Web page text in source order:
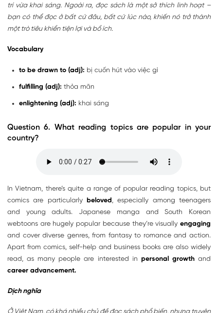
trí vừa khai sáng. Ngoài ra, đọc sách là một sở thích linh hoạt –
bạn có thể đọc ở bất cứ đâu, bất cứ lúc nào, khiến nó trở thành
một trò tiêu khiển tiện lợi và bổ ích.
Vocabulary
to be drawn to (adj): bị cuốn hút vào việc gì
fulfilling (adj): thỏa mãn
enlightening (adj): khai sáng
Question 6. What reading topics are popular in your
country?
In Vietnam, there’s quite a range of popular reading topics, but
comics are particularly
beloved, especially among teenagers
and young adults. Japanese manga and South Korean
webtoons are hugely popular because they’re visually engaging
and cover diverse genres, from fantasy to romance and action.
Apart from comics, self-help and business books are also widely
read, as many people are interested in personal growthand
career advancement.
Dịch nghĩa